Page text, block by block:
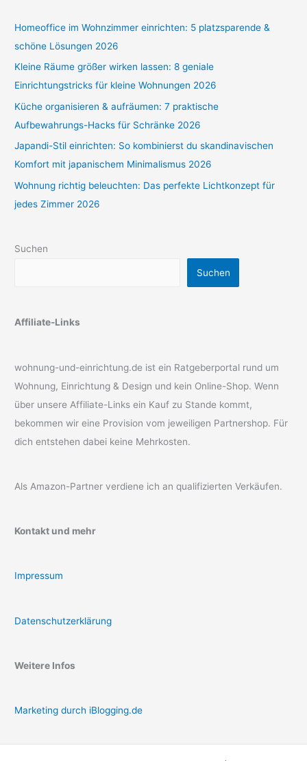
Homeoffice im Wohnzimmer einrichten: 5 platzsparende &
schöne Lösungen 2026
Kleine Räume größer wirken lassen: 8 geniale
Einrichtungstricks für kleine Wohnungen 2026
Küche organisieren & aufräumen: 7 praktische
Aufbewahrungs-Hacks für Schränke 2026
Japandi-Stil einrichten: So kombinierst du skandinavischen
Komfort mit japanischem Minimalismus 2026
Wohnung richtig beleuchten: Das perfekte Lichtkonzept für
jedes Zimmer 2026
Suchen
Suchen
Affiliate-Links
wohnung-und-einrichtung.de ist ein Ratgeberportal rund um
Wohnung, Einrichtung & Design und kein Online-Shop. Wenn
über unsere Affiliate-Links ein Kauf zu Stande kommt,
bekommen wir eine Provision vom jeweiligen Partnershop. Für
dich entstehen dabei keine Mehrkosten.
Als Amazon-Partner verdiene ich an qualifizierten Verkäufen.
Kontakt und mehr
Impressum
Datenschutzerklärung
Weitere Infos
Marketing durch iBlogging.de